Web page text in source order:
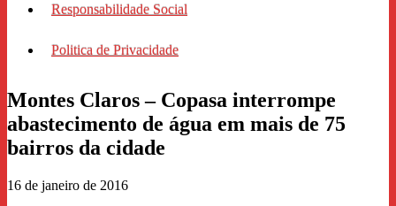
Responsabilidade Social
Politica de Privacidade
Montes Claros – Copasa interrompe
abastecimento de água em mais de 75
bairros da cidade
16 de janeiro de 2016